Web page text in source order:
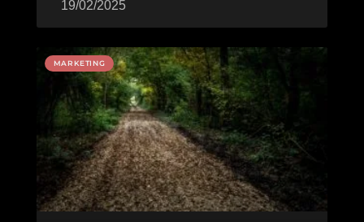
19/02/2025
MARKETING